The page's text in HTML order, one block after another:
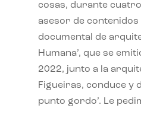
cosas, durante
asesor de contenidos
documental de
Humana’, que se
2022, junto a la
Figueiras, conduce y
punto gordo’. Le